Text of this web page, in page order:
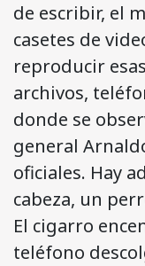
de escribir, el
casetes de
reproducir
archivos,
donde se
general
oficiales. Hay
cabeza, un
El cigarro
teléfono